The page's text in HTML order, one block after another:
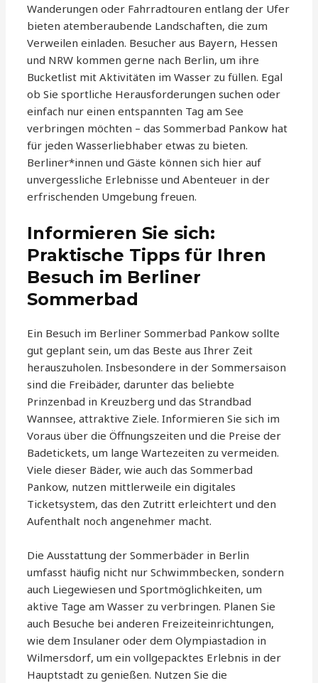
Wanderungen oder Fahrradtouren entlang der Ufer
bieten atemberaubende Landschaften, die zum
Verweilen einladen. Besucher aus Bayern, Hessen
und NRW kommen gerne nach Berlin, um ihre
Bucketlist mit Aktivitäten im Wasser zu füllen. Egal
ob Sie sportliche Herausforderungen suchen oder
einfach nur einen entspannten Tag am See
verbringen möchten – das Sommerbad Pankow hat
für jeden Wasserliebhaber etwas zu bieten.
Berliner*innen und Gäste können sich hier auf
unvergessliche Erlebnisse und Abenteuer in der
erfrischenden Umgebung freuen.
Informieren Sie sich:
Praktische Tipps für Ihren
Besuch im Berliner
Sommerbad
Ein Besuch im Berliner Sommerbad Pankow sollte
gut geplant sein, um das Beste aus Ihrer Zeit
herauszuholen. Insbesondere in der Sommersaison
sind die Freibäder, darunter das beliebte
Prinzenbad in Kreuzberg und das Strandbad
Wannsee, attraktive Ziele. Informieren Sie sich im
Voraus über die Öffnungszeiten und die Preise der
Badetickets, um lange Wartezeiten zu vermeiden.
Viele dieser Bäder, wie auch das Sommerbad
Pankow, nutzen mittlerweile ein digitales
Ticketsystem, das den Zutritt erleichtert und den
Aufenthalt noch angenehmer macht.
Die Ausstattung der Sommerbäder in Berlin
umfasst häufig nicht nur Schwimmbecken, sondern
auch Liegewiesen und Sportmöglichkeiten, um
aktive Tage am Wasser zu verbringen. Planen Sie
auch Besuche bei anderen Freizeiteinrichtungen,
wie dem Insulaner oder dem Olympiastadion in
Wilmersdorf, um ein vollgepacktes Erlebnis in der
Hauptstadt zu genießen. Nutzen Sie die